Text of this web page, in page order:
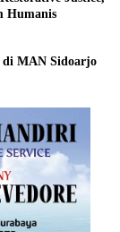
Humanis
MAN Sidoarjo